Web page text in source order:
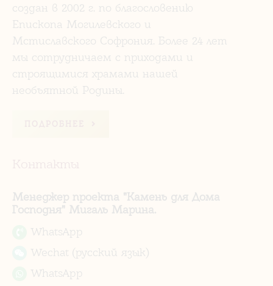
создан в 2002 г. по благословению
Епископа Могилевского и
Мстиславского Софрония. Более 24 лет
мы сотрудничаем с приходами и
строящимися храмами нашей
необъятной Родины.
Менеджер проекта "Камень для Дома
Господня" Мигаль Марина.
WhatsApp
Wechat (русский язык)
WhatsApp